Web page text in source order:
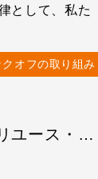
として、私た
クオフの取り組み
リユース業界を知るために覚えておきたいリユース・リサイクルの専門用語集